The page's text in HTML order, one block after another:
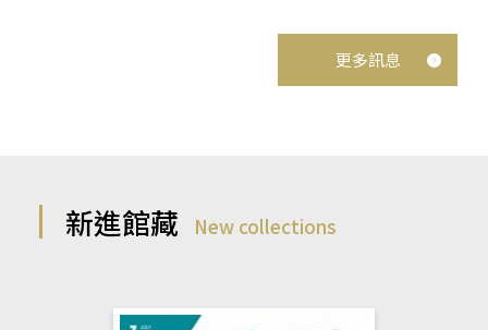
更多訊息
新進館藏 New collections